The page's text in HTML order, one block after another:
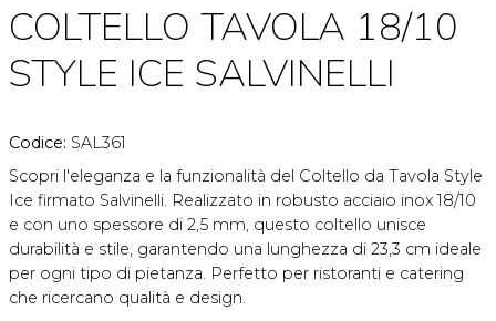
COLTELLO TAVOLA 18/10
STYLE ICE SALVINELLI
Codice: SAL361
Scopri l'eleganza e la funzionalità del Coltello da Tavola Style
Ice firmato Salvinelli. Realizzato in robusto acciaio inox 18/10
e con uno spessore di 2,5 mm, questo coltello unisce
durabilità e stile, garantendo una lunghezza di 23,3 cm ideale
per ogni tipo di pietanza. Perfetto per ristoranti e catering
che ricercano qualità e design.